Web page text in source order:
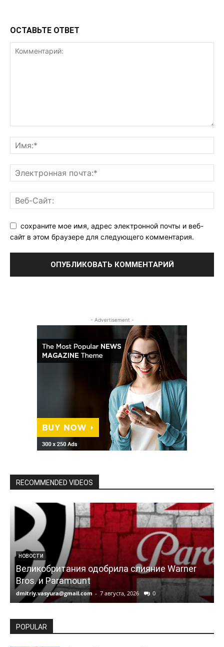
ОСТАВЬТЕ ОТВЕТ
сохраните мое имя, адрес электронной почты и веб-
сайт в этом браузере для следующего комментария.
- Advertisement -
RECOMMENDED VIDEOS
НОВОСТИ
Великобритания одобрила слияние Warner
Bros. и Paramount
dmitriy.vasyura@gmail.com - 7 августа, 2026 0
POPULAR